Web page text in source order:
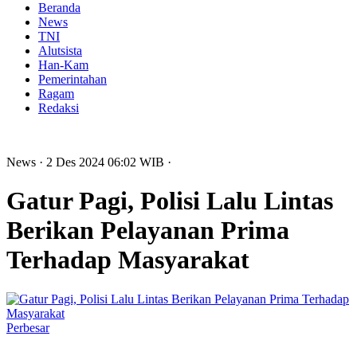
Beranda
News
TNI
Alutsista
Han-Kam
Pemerintahan
Ragam
Redaksi
News · 2 Des 2024 06:02 WIB ·
Gatur Pagi, Polisi Lalu Lintas
Berikan Pelayanan Prima
Terhadap Masyarakat
Perbesar